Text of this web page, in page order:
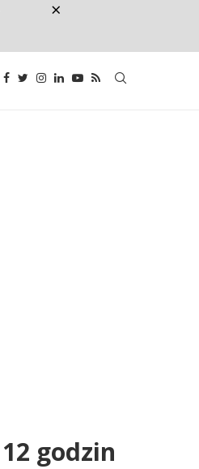
godzin
×